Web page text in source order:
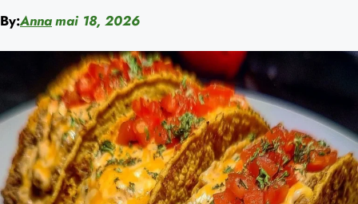
By:Annamai 18, 2026